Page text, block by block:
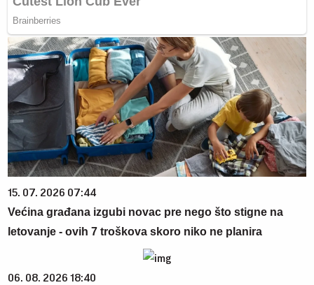
15. 07. 2026 07:44
Većina građana izgubi novac pre nego što stigne na
letovanje - ovih 7 troškova skoro niko ne planira
06. 08. 2026 18:40